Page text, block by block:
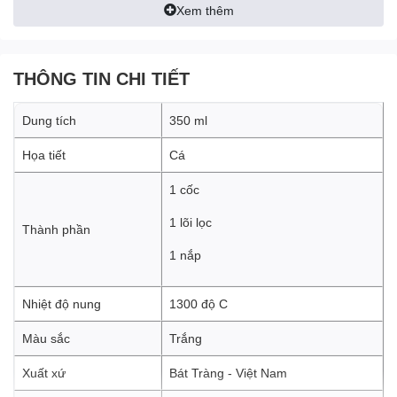
Xem thêm
THÔNG TIN CHI TIẾT
Dung tích 350 ml
Họa tiết Cá
Thành phần
1 cốc
1 lõi lọc
1 nắp
Nhiệt độ nung 1300 độ C
Màu sắc Trắng
Xuất xứ Bát Tràng - Việt Nam